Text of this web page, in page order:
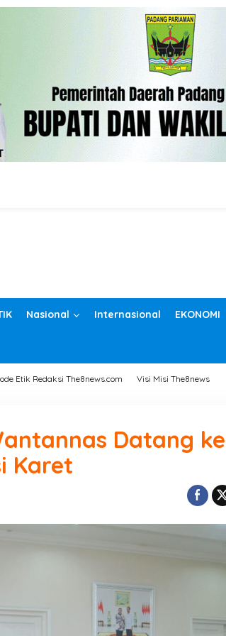
Nasional Internasional EKONOMI
Etik Redaksi The8news.com Visi Misi The8news
Datang ke
Karet